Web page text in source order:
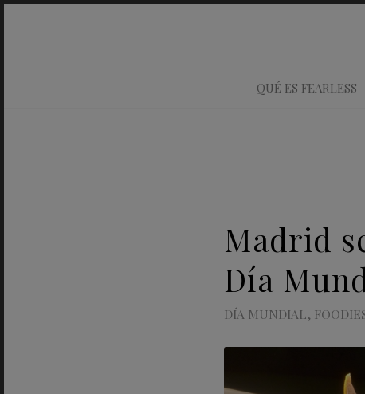
QUÉ ES FEARLESS
Madrid
Día
DÍA MUNDIAL,